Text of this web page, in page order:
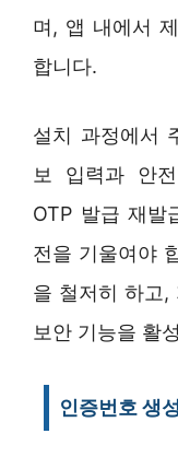
며, 앱 내에서
합니다.
설치 과정에서
보 입력과 안
OTP 발급 재발
전을 기울여야
을 철저히 하고,
보안 기능을 활
인증번호 생